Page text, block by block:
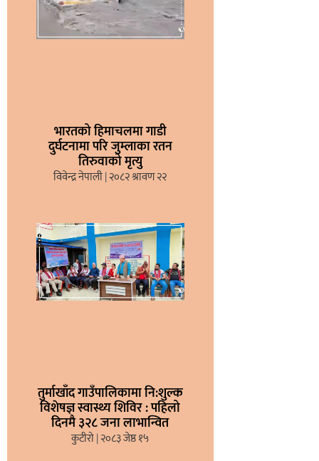
भारतको हिमाचलमा गाडी
दुर्घटनामा परि जुम्लाका रतन
तिरुवाको मृत्यु
विवेन्द्र नेपाली २०८२ श्रावण २२
तुर्माखाँद गाउँपालिकामा नि:शुल्क
विशेषज्ञ स्वास्थ्य शिविर : पहिलो
दिनमै ३२८ जना लाभान्वित
कुटीरो २०८३ जेष्ठ १५